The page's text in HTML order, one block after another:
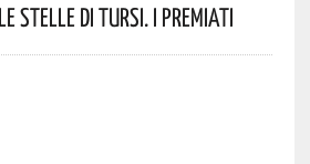
Stelle Di Tursi. I Premiati